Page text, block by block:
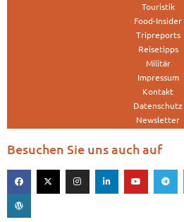
Touristik
Food-Insider
Tripreports
Reisetipps
Militär
Impressum
Kontakt
Datenschutz
Newsletter
Besuchen Sie uns auch auf